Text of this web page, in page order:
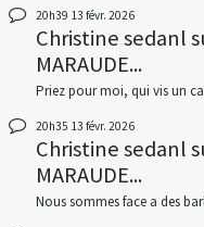
20h39 13 févr. 2026
Christine sedanl
MARAUDE...
Priez pour moi, qui vis un
20h35 13 févr. 2026
Christine sedanl
MARAUDE...
Nous sommes face a des